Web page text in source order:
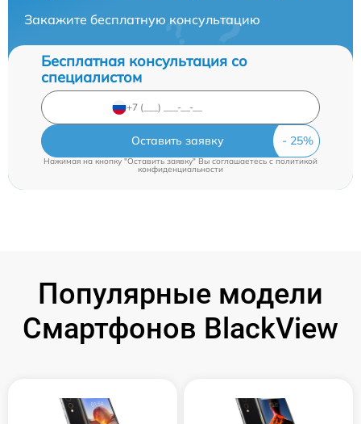
Закажите бесплатную консультацию
Бесплатная консультация со
специалистом
Оставить заявку
Нажимая на кнопку "Оставить заявку" Вы соглашаетесь cполитикой
конфиденциальности
Популярные модели
Смартфонов BlackView